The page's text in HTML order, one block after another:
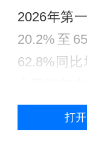
2026年第
20.2%至
62.8%同比
的服务质
以及食杂
打